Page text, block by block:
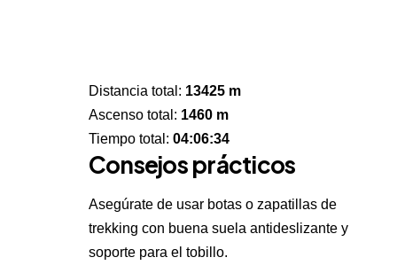
Distancia total: 13425 m
Ascenso total: 1460 m
Tiempo total: 04:06:34
Consejos prácticos
Asegúrate de usar botas o zapatillas de
trekking con buena suela antideslizante y
soporte para el tobillo.